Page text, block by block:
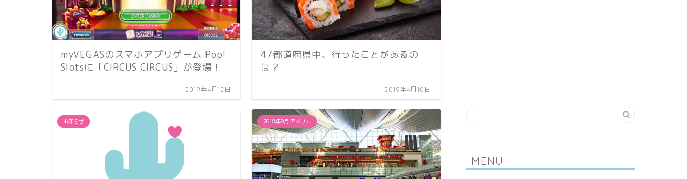
myVEGASのスマホアプリゲーム Pop!
Slotsに「CIRCUS CIRCUS」が登場！
2019年4月12日
47都道府県中、行ったことがあるの
は？
2019年4月10日
お知らせ 2018年9月 アメリカ
MENU